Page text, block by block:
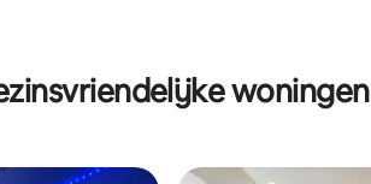
5, 21 recensies
woningen